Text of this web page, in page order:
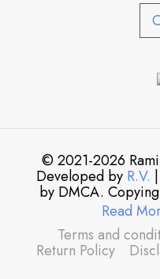
© 2021-2026
Developed by R.V.
by DMCA.
Read
Terms and
Return Policy